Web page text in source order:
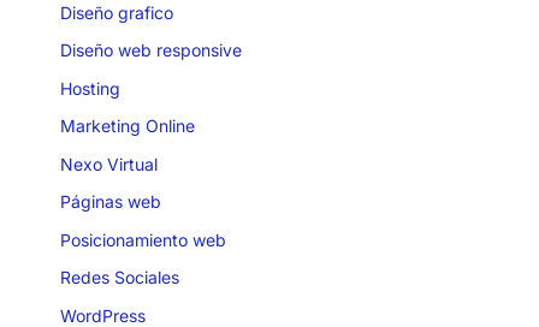
Diseño grafico
Diseño web responsive
Hosting
Marketing Online
Nexo Virtual
Páginas web
Posicionamiento web
Redes Sociales
WordPress